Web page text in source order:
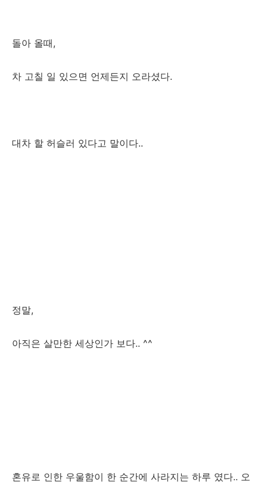
돌아 올때,
차 고칠 일 있으면 언제든지 오라셨다.
대차 할 허슬러 있다고 말이다..
정말,
아직은 살만한 세상인가 보다.. ^^
혼유로 인한 우울함이 한 순간에 사라지는 하루 였다.. 오